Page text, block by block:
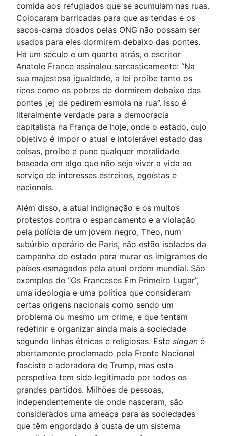
comida aos refugiados que se acumulam nas ruas.
Colocaram barricadas para que as tendas e os
sacos-cama doados pelas ONG não possam ser
usados para eles dormirem debaixo das pontes.
Há um século e um quarto atrás, o escritor
Anatole France assinalou sarcasticamente: “Na
sua majestosa igualdade, a lei proíbe tanto os
ricos como os pobres de dormirem debaixo das
pontes [e] de pedirem esmola na rua”. Isso é
literalmente verdade para a democracia
capitalista na França de hoje, onde o estado, cujo
objetivo é impor o atual e intolerável estado das
coisas, proíbe e pune qualquer moralidade
baseada em algo que não seja viver a vida ao
serviço de interesses estreitos, egoístas e
nacionais.
Além disso, a atual indignação e os muitos
protestos contra o espancamento e a violação
pela polícia de um jovem negro, Theo, num
subúrbio operário de Paris, não estão isolados da
campanha do estado para murar os imigrantes de
países esmagados pela atual ordem mundial. São
exemplos de “Os Franceses Em Primeiro Lugar”,
uma ideologia e uma política que consideram
certas origens nacionais como sendo um
problema ou mesmo um crime, e que tentam
redefinir e organizar ainda mais a sociedade
segundo linhas étnicas e religiosas. Este slogan é
abertamente proclamado pela Frente Nacional
fascista e adoradora de Trump, mas esta
perspetiva tem sido legitimada por todos os
grandes partidos. Milhões de pessoas,
independentemente de onde nasceram, são
considerados uma ameaça para as sociedades
que têm engordado à custa de um sistema